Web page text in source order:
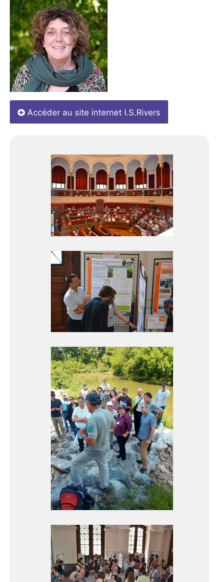
Accéder au site internet I.S.Rivers